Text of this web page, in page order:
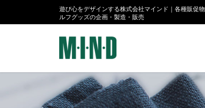
遊び心をデザインする株式会社マインド｜各種販促
ルフグッズの企画・製造・販売